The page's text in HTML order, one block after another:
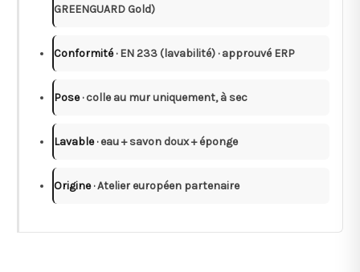
GREENGUARD Gold)
Conformité· EN 233 (lavabilité) · approuvé ERP
Pose· colle au mur uniquement, à sec
Lavable· eau + savon doux + éponge
Origine· Atelier européen partenaire